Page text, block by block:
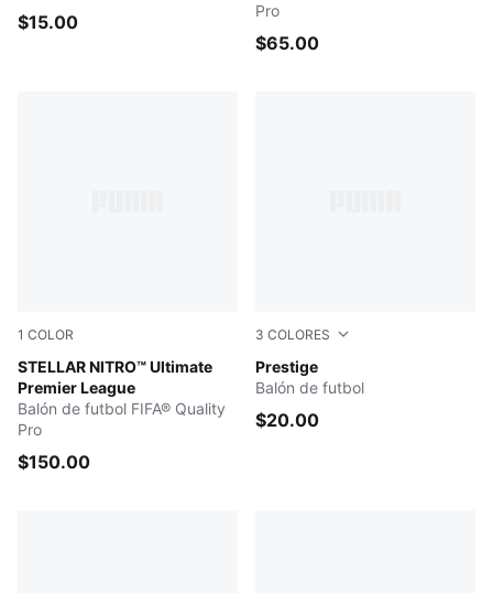
$15.00
Pro
$65.00
1 COLOR
STELLAR NITRO™ Ultimate
Premier League
PUMA White-multicolor
Balón de futbol FIFA® Quality
Pro
$150.00
3 COLORES
Prestige
PUMA White-PUMA Red-
Balón de futbol
$20.00